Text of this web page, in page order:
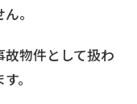
。
物件として扱わ
。